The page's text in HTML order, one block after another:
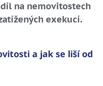
na nemovitostech
exekucí.
a jak se liší od